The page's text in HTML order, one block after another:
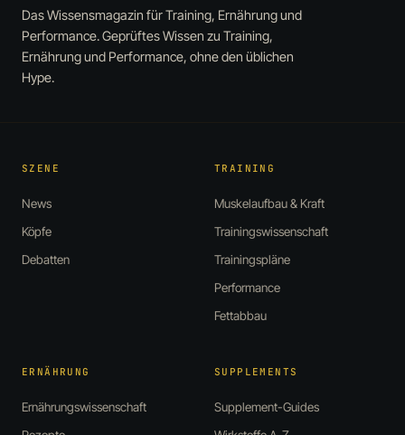
Das Wissensmagazin für Training, Ernährung und
Performance. Geprüftes Wissen zu Training,
Ernährung und Performance, ohne den üblichen
Hype.
SZENE
News
Köpfe
Debatten
TRAINING
Muskelaufbau & Kraft
Trainingswissenschaft
Trainingspläne
Performance
Fettabbau
ERNÄHRUNG
Ernährungswissenschaft
SUPPLEMENTS
Supplement-Guides